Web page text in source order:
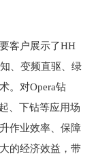
客户展示了HH
、变频直驱、绿
。对Opera钻
、下钻等应用场
作业效率、保障
的经济效益，带